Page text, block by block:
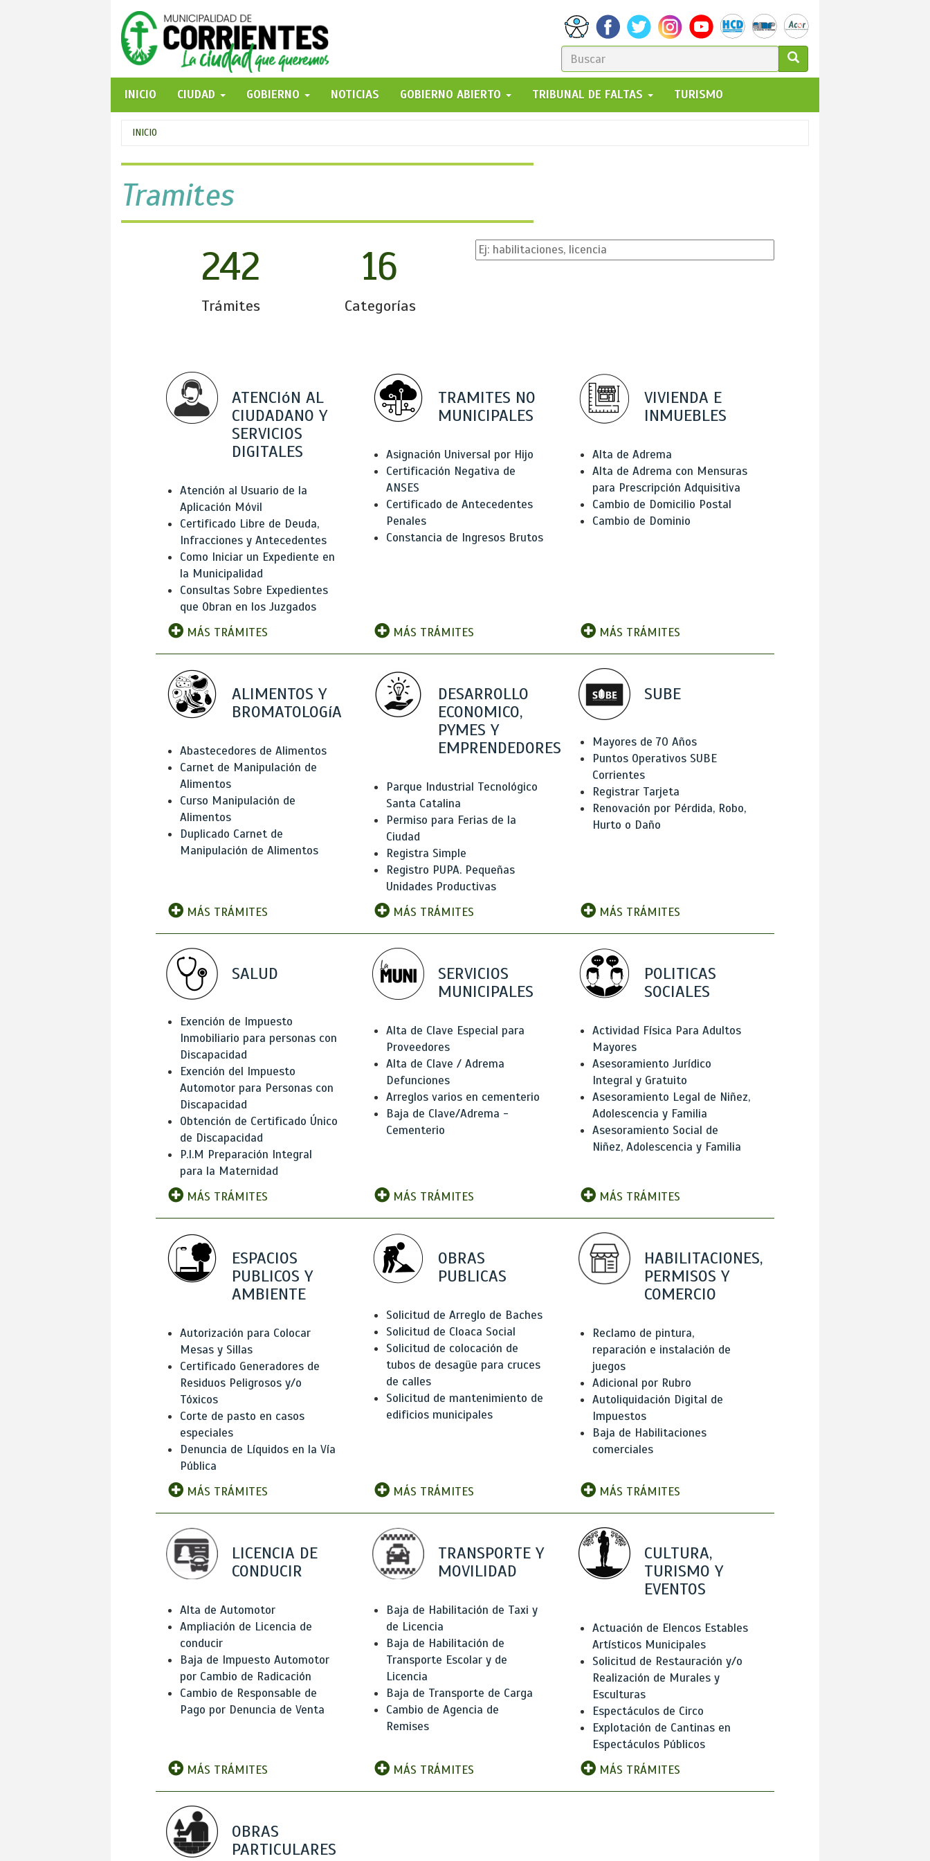
FORMULARIO
DE
BÚSQUEDA
GO!
INICIO
CIUDAD GOBIERNO NOTICIAS GOBIERNO ABIERTO TRIBUNAL DE FALTAS TURISMO
Se
encuentra
usted
aquí
INICIO
Tramites
242
Trámites
16
Categorías
ATENCIóN AL
CIUDADANO Y
SERVICIOS
DIGITALES
Atención al Usuario de la
Aplicación Móvil
Certificado Libre de Deuda,
Infracciones y Antecedentes
Como Iniciar un Expediente en
la Municipalidad
Consultas Sobre Expedientes
que Obran en los Juzgados
MÁS TRÁMITES
TRAMITES NO
MUNICIPALES
Asignación Universal por Hijo
Certificación Negativa de
ANSES
Certificado de Antecedentes
Penales
Constancia de Ingresos Brutos
MÁS TRÁMITES
VIVIENDA E
INMUEBLES
Alta de Adrema
Alta de Adrema con Mensuras
para Prescripción Adquisitiva
Cambio de Domicilio Postal
Cambio de Dominio
MÁS TRÁMITES
ALIMENTOS Y
BROMATOLOGíA
Abastecedores de Alimentos
Carnet de Manipulación de
Alimentos
Curso Manipulación de
Alimentos
Duplicado Carnet de
Manipulación de Alimentos
MÁS TRÁMITES
DESARROLLO
ECONOMICO,
PYMES Y
EMPRENDEDORES
Parque Industrial Tecnológico
Santa Catalina
Permiso para Ferias de la
Ciudad
Registra Simple
Registro PUPA. Pequeñas
Unidades Productivas
MÁS TRÁMITES
SUBE
Mayores de 70 Años
Puntos Operativos SUBE
Corrientes
Registrar Tarjeta
Renovación por Pérdida, Robo,
Hurto o Daño
MÁS TRÁMITES
SALUD
Exención de Impuesto
Inmobiliario para personas con
Discapacidad
Exención del Impuesto
Automotor para Personas con
Discapacidad
Obtención de Certificado Único
de Discapacidad
P.I.M Preparación Integral
para la Maternidad
MÁS TRÁMITES
SERVICIOS
MUNICIPALES
Alta de Clave Especial para
Proveedores
Alta de Clave / Adrema
Defunciones
Arreglos varios en cementerio
Baja de Clave/Adrema -
Cementerio
MÁS TRÁMITES
POLITICAS
SOCIALES
Actividad Física Para Adultos
Mayores
Asesoramiento Jurídico
Integral y Gratuito
Asesoramiento Legal de Niñez,
Adolescencia y Familia
Asesoramiento Social de
Niñez, Adolescencia y Familia
MÁS TRÁMITES
ESPACIOS
PUBLICOS Y
AMBIENTE
Autorización para Colocar
Mesas y Sillas
Certificado Generadores de
Residuos Peligrosos y/o
Tóxicos
Corte de pasto en casos
especiales
Denuncia de Líquidos en la Vía
Pública
MÁS TRÁMITES
OBRAS
PUBLICAS
Solicitud de Arreglo de Baches
Solicitud de Cloaca Social
Solicitud de colocación de
tubos de desagüe para cruces
de calles
Solicitud de mantenimiento de
edificios municipales
MÁS TRÁMITES
HABILITACIONES,
PERMISOS Y
COMERCIO
Reclamo de pintura,
reparación e instalación de
juegos
Adicional por Rubro
Autoliquidación Digital de
Impuestos
Baja de Habilitaciones
comerciales
MÁS TRÁMITES
LICENCIA DE
CONDUCIR
Alta de Automotor
Ampliación de Licencia de
conducir
Baja de Impuesto Automotor
por Cambio de Radicación
Cambio de Responsable de
Pago por Denuncia de Venta
MÁS TRÁMITES
TRANSPORTE Y
MOVILIDAD
Baja de Habilitación de Taxi y
de Licencia
Baja de Habilitación de
Transporte Escolar y de
Licencia
Baja de Transporte de Carga
Cambio de Agencia de
Remises
MÁS TRÁMITES
CULTURA,
TURISMO Y
EVENTOS
Actuación de Elencos Estables
Artísticos Municipales
Solicitud de Restauración y/o
Realización de Murales y
Esculturas
Espectáculos de Circo
Explotación de Cantinas en
Espectáculos Públicos
MÁS TRÁMITES
OBRAS
PARTICULARES